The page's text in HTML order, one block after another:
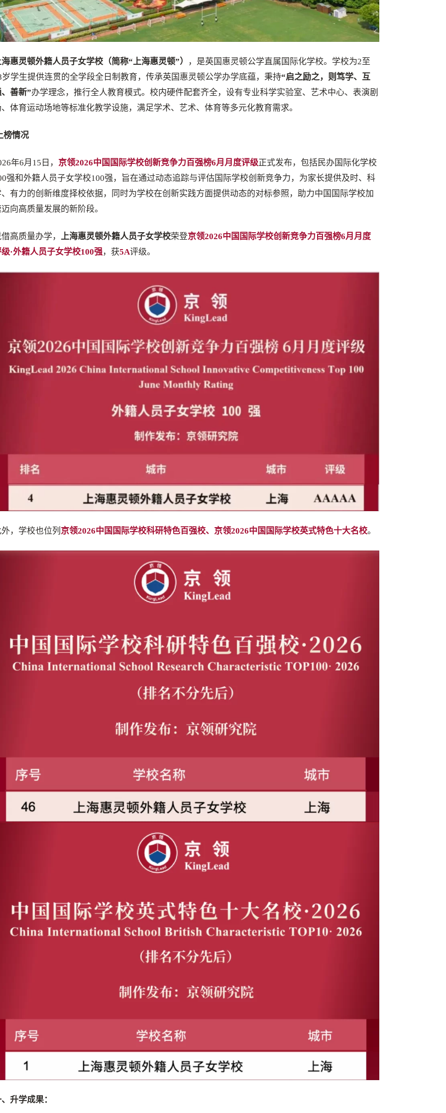
海惠灵顿外籍人员子女学校 （简称“上海惠灵顿”）
，是英国惠灵顿公学直属国际化学校。学校为2至
岁学生提供连贯的全学段全日制教育，传承英国惠灵顿公学办学底蕴，秉持“启之励之，则笃学、互
善新”办学理念，推行全人教育模式。校内硬件配套齐全，设有专业科学实验室、艺术中心、表演剧
体育运动场地等标准化教学设施，满足学术、艺术、体育等多元化教育需求。
榜情况
年6月15日， 京领2026中国国际学校创新竞争力百强榜6月月度评级正式发布，包括民办国际化学校
强和外籍人员子女学校100强，旨在通过动态追踪与评估国际学校创新竞争力，为家长提供及时、科
、有力的创新维度择校依据，同时为学校在创新实践方面提供动态的对标参照，助力中国国际学校加
向高质量发展的新阶段。
借高质量办学，上海惠灵顿外籍人员子女学校荣登京领2026中国国际学校创新竞争力百强榜6月月度
·外籍人员子女学校100强，获5A评级。
，学校也位列 京领2026中国国际学校科研特色百强校、 京领2026中国国际学校英式特色十大名校。
升学成果：